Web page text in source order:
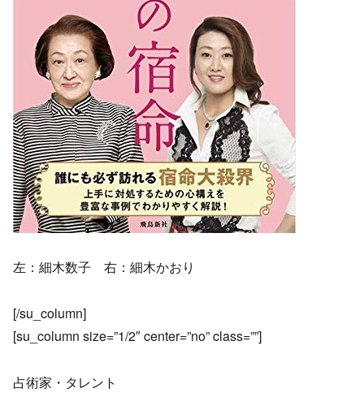
左：細木数子 右：細木かおり
[/su_column]
[su_column size=”1/2″ center=”no” class=””]
占術家・タレント